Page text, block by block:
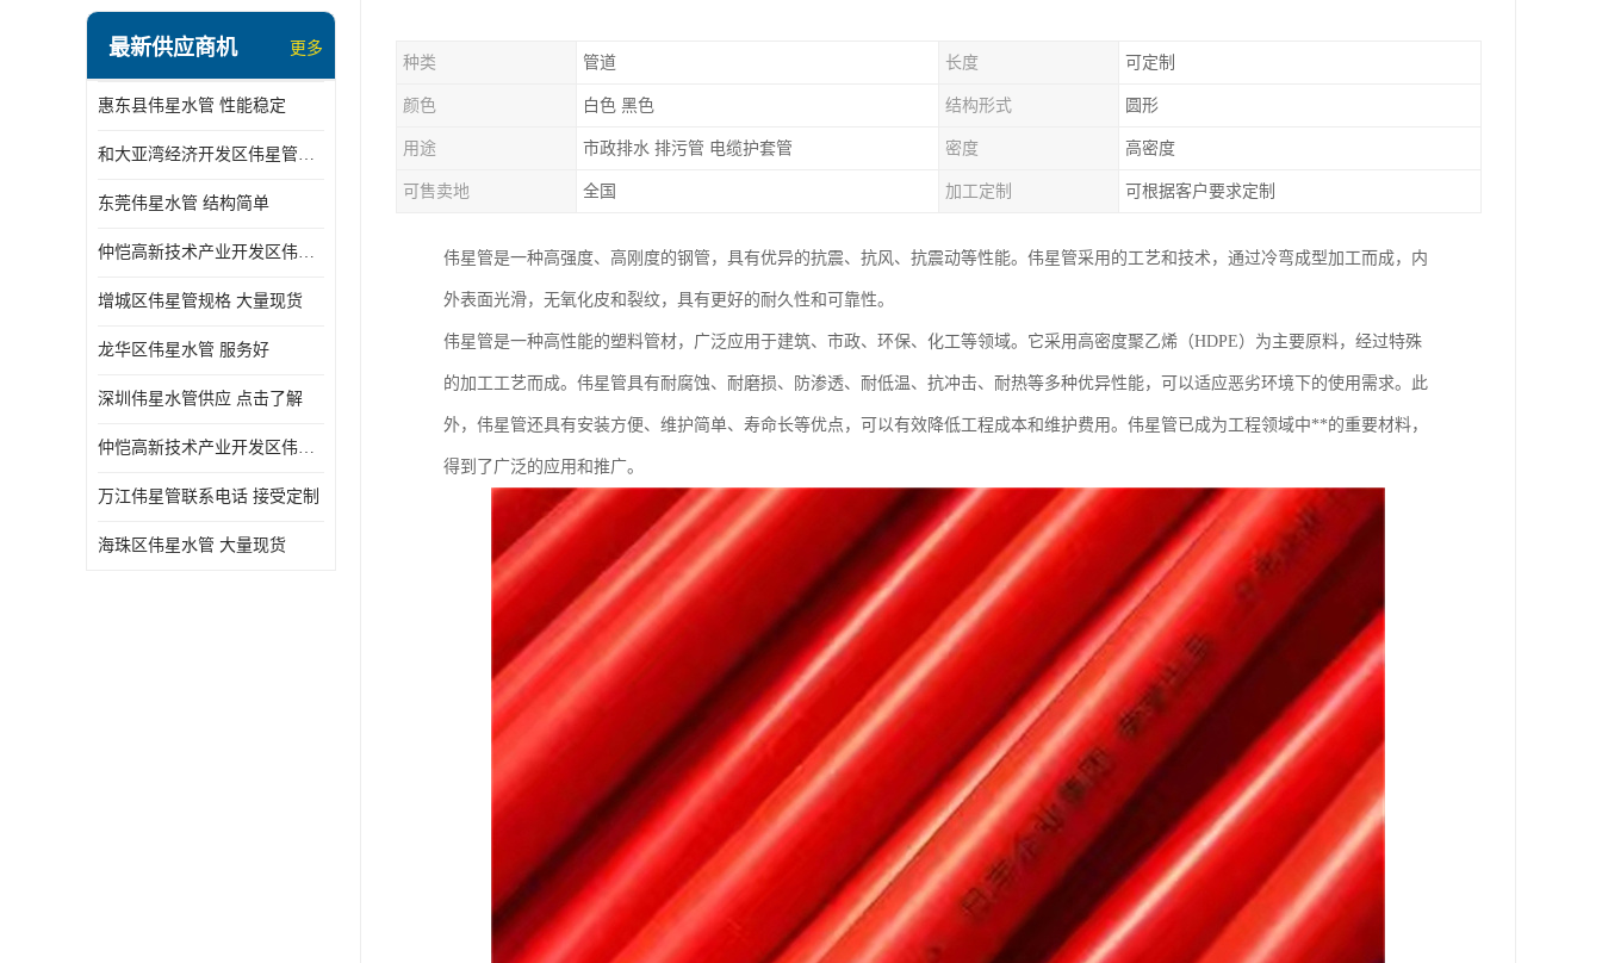
最新供应商机 更多
惠东县伟星水管 性能稳定
和大亚湾经济开发区伟星管批发
东莞伟星水管 结构简单
仲恺高新技术产业开发区伟星管型号 技术成熟
增城区伟星管规格 大量现货
龙华区伟星水管 服务好
深圳伟星水管供应 点击了解
仲恺高新技术产业开发区伟星水管 大量现货
万江伟星管联系电话 接受定制
海珠区伟星水管 大量现货
种类 管道 长度 可定制
颜色 白色 黑色 结构形式 圆形
用途 市政排水 排污管 电缆护套管 密度 高密度
可售卖地 全国 加工定制 可根据客户要求定制
伟星管是一种高强度、高刚度的钢管，具有优异的抗震、抗风、抗震动等性能。伟星管采用的工艺和技术，通过冷弯成型加工而成，内
外表面光滑，无氧化皮和裂纹，具有更好的耐久性和可靠性。
伟星管是一种高性能的塑料管材，广泛应用于建筑、市政、环保、化工等领域。它采用高密度聚乙烯（HDPE）为主要原料，经过特殊
的加工工艺而成。伟星管具有耐腐蚀、耐磨损、防渗透、耐低温、抗冲击、耐热等多种优异性能，可以适应恶劣环境下的使用需求。此
外，伟星管还具有安装方便、维护简单、寿命长等优点，可以有效降低工程成本和维护费用。伟星管已成为工程领域中**的重要材料，
得到了广泛的应用和推广。